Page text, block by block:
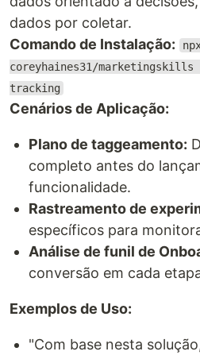
dados por coletar.
Comando de Instalação:
coreyhaines31/
tracking
Cenários de Aplicação:
Plano de taggeamento:
completo antes do
funcionalidade.
Rastreamento de
específicos para
Análise de funil de
conversão em cada
Exemplos de Uso:
"Com base nesta